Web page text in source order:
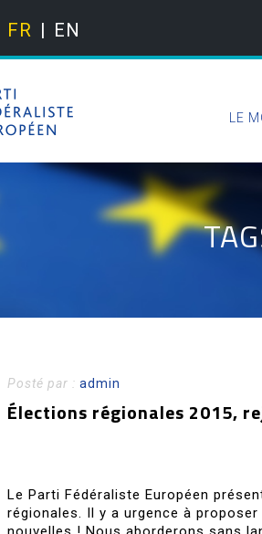
FR EN
LE
Posté par : admin
Élections régionales 2015,
Le Parti Fédéraliste Européen
régionales. Il y a urgence à